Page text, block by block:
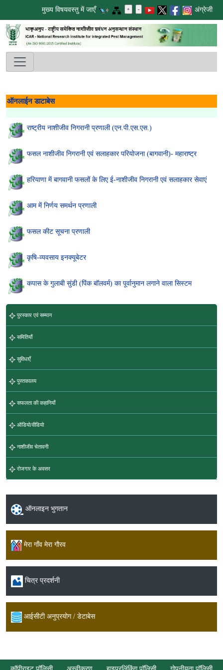
मुख्य विषयवस्तु में जाएँ अंग्रेजी
ऑनलाईन डाटाबेस
राष्ट्रीय नाशीजीव निगरानी प्रणाली (एन.पी.एस.एस.)
फसल नाशीजीव निगरानी एवं सलाहकार परियोजना (बागवानी)- महाराष्ट्र
हरियाणा में बागवानी फसलों के लिए ई-नाशीजीव निगरानी एवं सलाहकार सेवाएं
आम में निर्णय समर्थन प्रणाली
फसल कीट सूचना प्रणाली
कृषि-व्यवसाय इनक्यूबेटर
कपास के गुलाबी सुंडी (पिंक बॉलवर्म) का पूर्वानुमान लगाने वाला सिस्टम
पुरस्कार एवं सम्मान
समितियाँ
सुविधाएँ
पुस्तकालय
सफलता की कहानियाँ
ऑडियो/वीडियो
नाशीजीव चेतावनी
रोजगार के अवसर
ऑनलाइन भुगतान
मेरा गाँव मेरा गौरव
चित्र प्रदर्शनी
आईसीटी अनुप्रयोग / डेटाबेस